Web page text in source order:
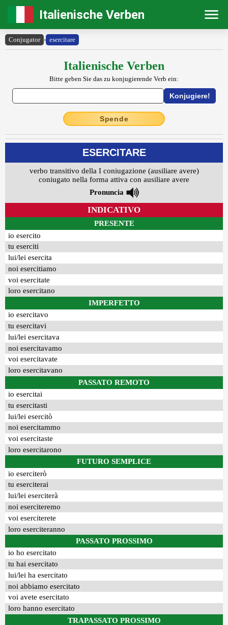
Italienische Verben
Conjugator › esercitare
Italienische Verben
Bitte geben Sie das zu konjugierende Verb ein:
Spende
ESERCITARE
verbo transitivo della I coniugazione (ausiliare avere)
coniugato nella forma attiva con ausiliare avere
Pronuncia
INDICATIVO
PRESENTE
io esercito
tu eserciti
lui/lei esercita
noi esercitiamo
voi esercitate
loro esercitano
IMPERFETTO
io esercitavo
tu esercitavi
lui/lei esercitava
noi esercitavamo
voi esercitavate
loro esercitavano
PASSATO REMOTO
io esercitai
tu esercitasti
lui/lei esercitò
noi esercitammo
voi esercitaste
loro esercitarono
FUTURO SEMPLICE
io eserciterò
tu eserciterai
lui/lei eserciterà
noi eserciteremo
voi eserciterete
loro eserciteranno
PASSATO PROSSIMO
io ho esercitato
tu hai esercitato
lui/lei ha esercitato
noi abbiamo esercitato
voi avete esercitato
loro hanno esercitato
TRAPASSATO PROSSIMO